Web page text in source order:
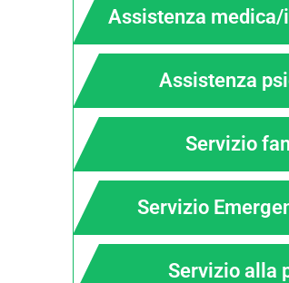
Assistenza
Assistenza
Servizio
Servizio
Servizio alla